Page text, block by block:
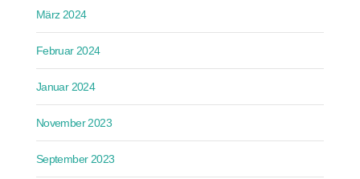
März 2024
Februar 2024
Januar 2024
November 2023
September 2023